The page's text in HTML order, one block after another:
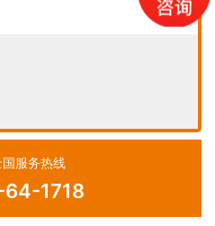
国服务热线
1718